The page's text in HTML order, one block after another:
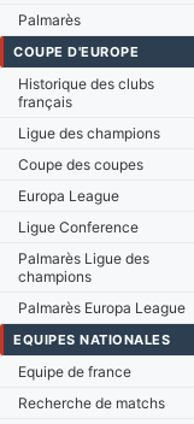
Palmarès
COUPE D'EUROPE
Historique des clubs
français
Ligue des champions
Coupe des coupes
Europa League
Ligue Conference
Palmarès Ligue des
champions
Palmarès Europa League
EQUIPES NATIONALES
Equipe de france
Recherche de matchs